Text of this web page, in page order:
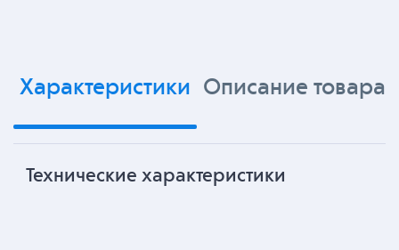
Характеристики Описание товара
Технические характеристики